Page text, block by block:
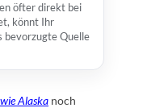
öfter direkt bei
könnt Ihr
bevorzugte Quelle
Alaska noch